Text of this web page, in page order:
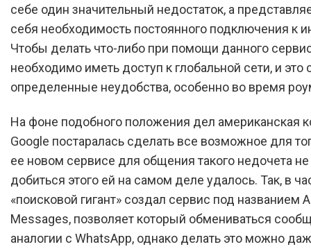
себе один значительный недостаток, а
себя необходимость постоянного подключения к
Чтобы делать что-либо при помощи данного
необходимо иметь доступ к глобальной сети, и это
определенные неудобства, особенно во время
На фоне подобного положения дел американская
Google постаралась сделать все возможное для
ее новом сервисе для общения такого недочета
добиться этого ей на самом деле удалось. Так, в
«поисковой гигант» создал сервис под названием
Messages, позволяет который обмениваться
аналогии с WhatsApp, однако делать это можно